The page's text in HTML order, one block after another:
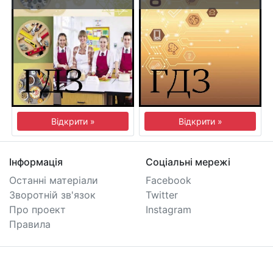
Відкрити » Відкрити »
Інформація
Останні матеріали
Зворотній зв'язок
Про проект
Правила
Соціальні мережі
Facebook
Twitter
Instagram